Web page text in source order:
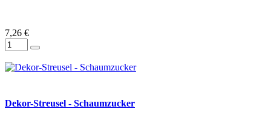
7,26 €
Dekor-Streusel - Schaumzucker